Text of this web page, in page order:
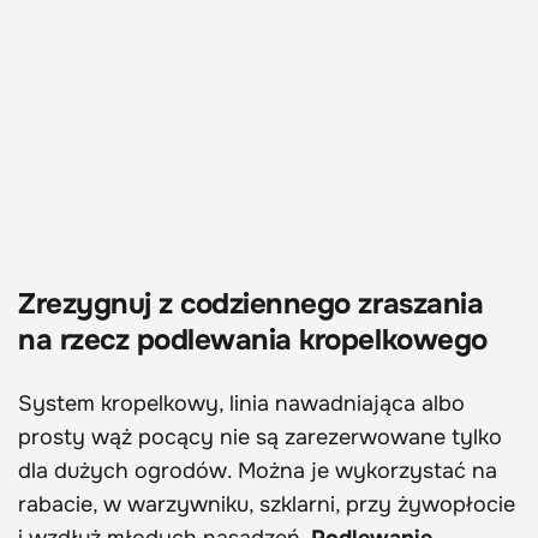
Zrezygnuj z codziennego zraszania
na rzecz podlewania kropelkowego
System kropelkowy, linia nawadniająca albo
prosty wąż pocący nie są zarezerwowane tylko
dla dużych ogrodów. Można je wykorzystać na
rabacie, w warzywniku, szklarni, przy żywopłocie